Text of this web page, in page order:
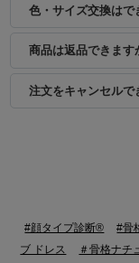
色・サイズ交換はで
商品は返品できます
注文をキャンセルで
#顔タイプ診断® #骨
ブ ドレス
＃骨格ナチ